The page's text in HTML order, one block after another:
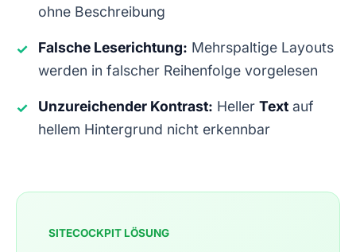
ohne Beschreibung
✓ Falsche Leserichtung: Mehrspaltige Layouts
werden in falscher Reihenfolge vorgelesen
✓ Unzureichender Kontrast: Heller Text auf
hellem Hintergrund nicht erkennbar
SITECOCKPIT LÖSUNG